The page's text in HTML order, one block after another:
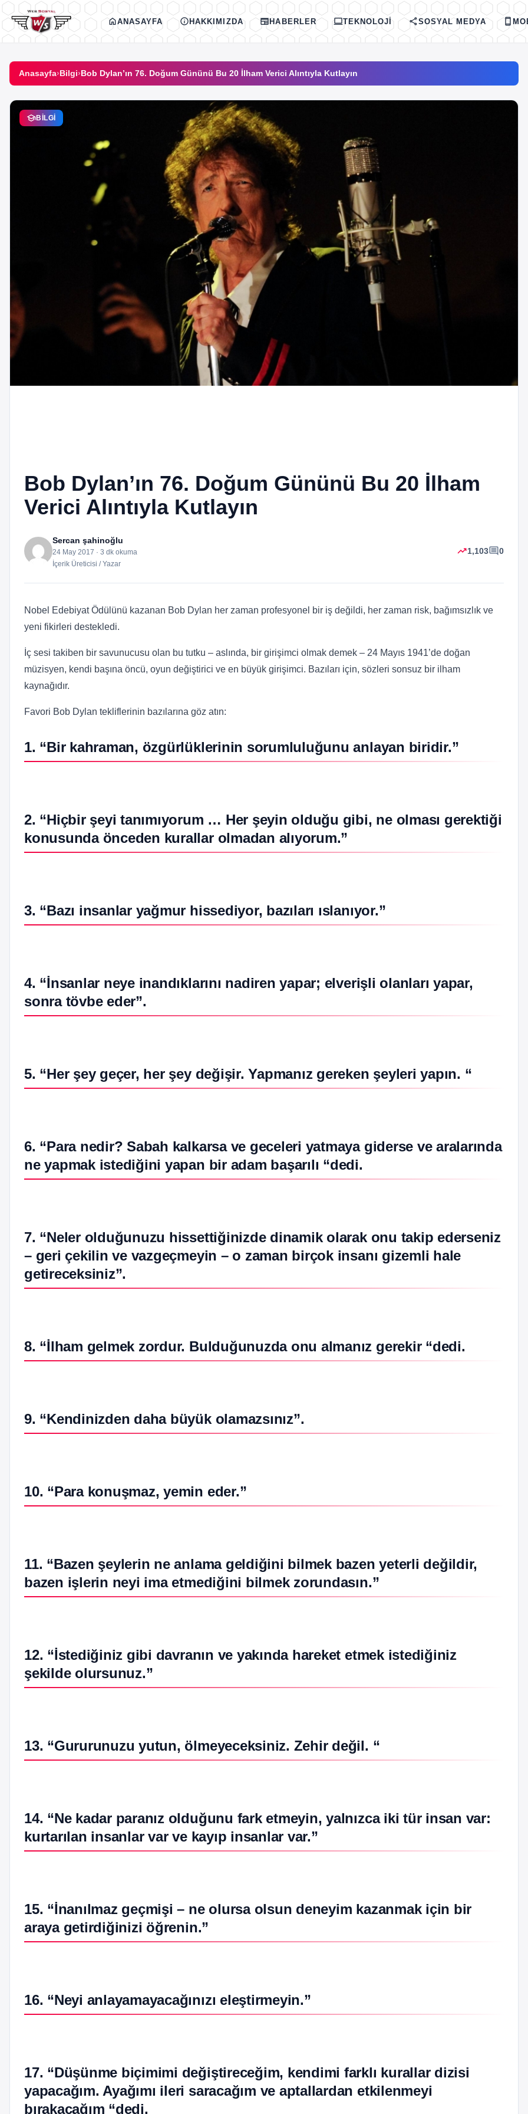
İçeriğe geç
homeANASAYFA infoHAKKIMIZDA newspaperHABERLER computerTEKNOLOJI shareSOSYAL MEDYA smartphone
Anasayfa›Bilgi›Bob Dylan’ın 76. Doğum Gününü Bu 20 İlham Verici Alıntıyla Kutlayın
schoolBILGI
Bob Dylan’ın 76. Doğum Gününü Bu 20 İlham
Verici Alıntıyla Kutlayın
Sercan şahinoğlu
24 May 2017 · 3 dk okuma
İçerik Üreticisi / Yazar
trending_up1,103comment0
Nobel Edebiyat Ödülünü kazanan Bob Dylan her zaman profesyonel bir iş değildi, her zaman risk, bağımsızlık ve
yeni fikirleri destekledi.
İç sesi takiben bir savunucusu olan bu tutku – aslında, bir girişimci olmak demek – 24 Mayıs 1941’de doğan
müzisyen, kendi başına öncü, oyun değiştirici ve en büyük girişimci. Bazıları için, sözleri sonsuz bir ilham
kaynağıdır.
Favori Bob Dylan tekliflerinin bazılarına göz atın:
1. “Bir kahraman, özgürlüklerinin sorumluluğunu anlayan biridir.”
2. “Hiçbir şeyi tanımıyorum … Her şeyin olduğu gibi, ne olması gerektiği
konusunda önceden kurallar olmadan alıyorum.”
3. “Bazı insanlar yağmur hissediyor, bazıları ıslanıyor.”
4. “İnsanlar neye inandıklarını nadiren yapar; elverişli olanları yapar,
sonra tövbe eder”.
5. “Her şey geçer, her şey değişir. Yapmanız gereken şeyleri yapın. “
6. “Para nedir? Sabah kalkarsa ve geceleri yatmaya giderse ve aralarında
ne yapmak istediğini yapan bir adam başarılı “dedi.
7. “Neler olduğunuzu hissettiğinizde dinamik olarak onu takip ederseniz
– geri çekilin ve vazgeçmeyin – o zaman birçok insanı gizemli hale
getireceksiniz”.
8. “İlham gelmek zordur. Bulduğunuzda onu almanız gerekir “dedi.
9. “Kendinizden daha büyük olamazsınız”.
10. “Para konuşmaz, yemin eder.”
11. “Bazen şeylerin ne anlama geldiğini bilmek bazen yeterli değildir,
bazen işlerin neyi ima etmediğini bilmek zorundasın.”
12. “İstediğiniz gibi davranın ve yakında hareket etmek istediğiniz
şekilde olursunuz.”
13. “Gururunuzu yutun, ölmeyeceksiniz. Zehir değil. “
14. “Ne kadar paranız olduğunu fark etmeyin, yalnızca iki tür insan var:
kurtarılan insanlar var ve kayıp insanlar var.”
15. “İnanılmaz geçmişi – ne olursa olsun deneyim kazanmak için bir
araya getirdiğinizi öğrenin.”
16. “Neyi anlayamayacağınızı eleştirmeyin.”
17. “Düşünme biçimimi değiştireceğim, kendimi farklı kurallar dizisi
yapacağım. Ayağımı ileri saracağım ve aptallardan etkilenmeyi
bırakacağım “dedi.